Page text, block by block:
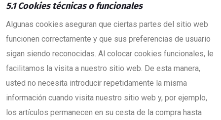
5.1 Cookies técnicas o funcionales
Algunas cookies aseguran que ciertas partes del sitio web
funcionen correctamente y que sus preferencias de usuario
sigan siendo reconocidas. Al colocar cookies funcionales, le
facilitamos la visita a nuestro sitio web. De esta manera,
usted no necesita introducir repetidamente la misma
información cuando visita nuestro sitio web y, por ejemplo,
los artículos permanecen en su cesta de la compra hasta